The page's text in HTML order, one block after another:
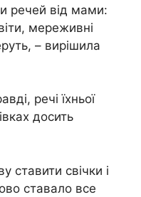
речей від мами:
мереживні
– вирішила
речі їхньої
досить
ставити свічки і
ставало все